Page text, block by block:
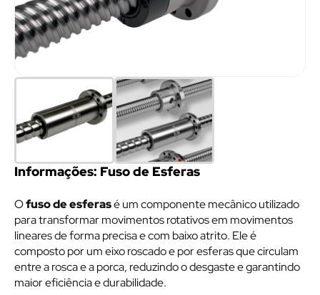
Informações: Fuso de Esferas
Ofuso de esferasé um componente mecânico utilizado
para transformar movimentos rotativos em movimentos
lineares de forma precisa e com baixo atrito. Ele é
composto por um eixo roscado e por esferas que circulam
entre a rosca e a porca, reduzindo o desgaste e garantindo
maior eficiência e durabilidade.